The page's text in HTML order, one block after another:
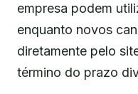
empresa podem
enquanto novos
diretamente pelo
término do prazo